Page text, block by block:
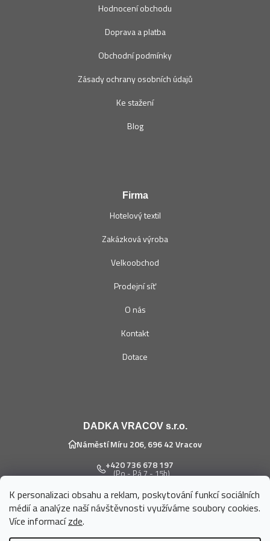
K personalizaci obsahu a reklam, poskytování funkcí sociálních
médií a analýze naší návštěvnosti využíváme soubory cookies.
Více informacízde.
Hodnocení obchodu
Doprava a platba
Obchodní podmínky
Zásady ochrany osobních údajů
Ke stažení
Blog
Firma
Hotelový textil
Zakázková výroba
Velkoobchod
Prodejní síť
O nás
Kontakt
Dotace
DADKA VRACOV s.r.o.
Náměstí Míru 206, 696 42 Vracov
+420 736 678 197
(Po - Pá 7 - 15h)
eshop@dadka.cz